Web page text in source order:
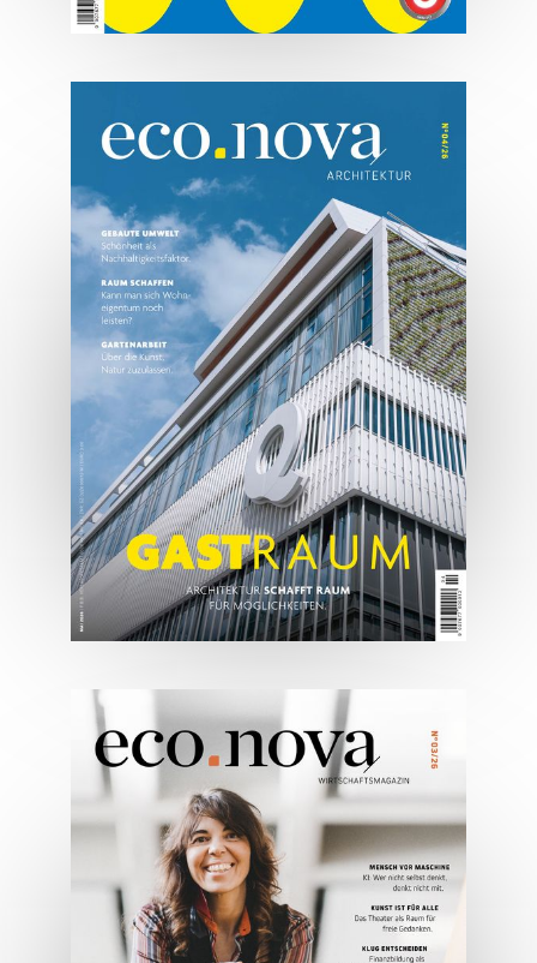
07/2026
Tirols Top 500 - Juli/August
2026
JETZT BESTELLEN
ONLINE LESEN
05/2026
Spezial: Architektur &
Lifestyle Mai 2026